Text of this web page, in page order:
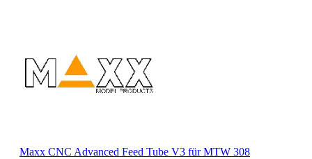
Maxx CNC Advanced Feed Tube V3 für MTW 308